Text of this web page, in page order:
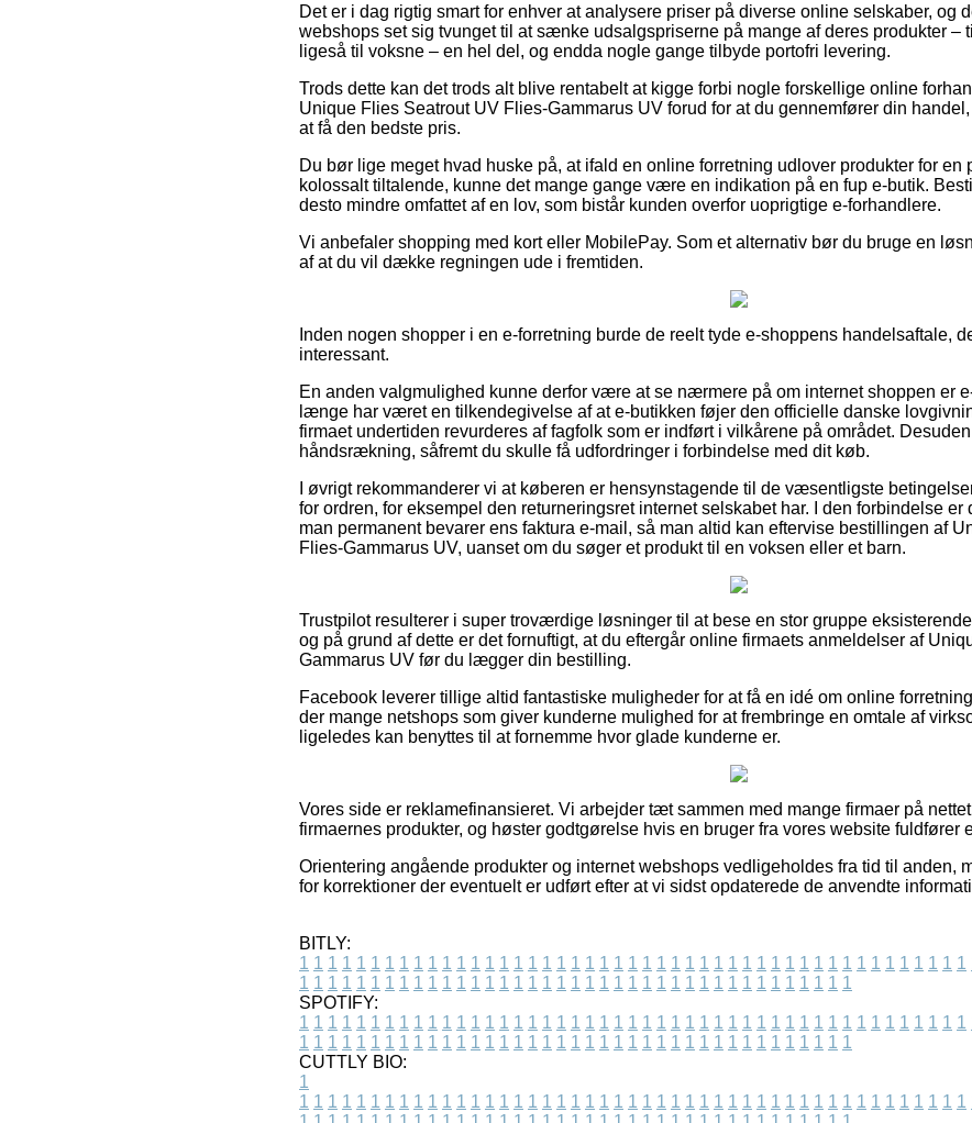
Det er i dag rigtig smart for enhver at analysere priser på diverse online selskaber, og
webshops set sig tvunget til at sænke udsalgspriserne på mange af deres produkter –
ligeså til voksne – en hel del, og endda nogle gange tilbyde portofri levering.
Trods dette kan det trods alt blive rentabelt at kigge forbi nogle forskellige online
Unique Flies Seatrout UV Flies-Gammarus UV forud for at du gennemfører din
at få den bedste pris.
Du bør lige meget hvad huske på, at ifald en online forretning udlover produkter for en
kolossalt tiltalende, kunne det mange gange være en indikation på en fup e-butik.
desto mindre omfattet af en lov, som bistår kunden overfor uoprigtige e-forhandlere.
Vi anbefaler shopping med kort eller MobilePay. Som et alternativ bør du bruge en
af at du vil dække regningen ude i fremtiden.
Inden nogen shopper i en e-forretning burde de reelt tyde e-shoppens handelsaftale,
interessant.
En anden valgmulighed kunne derfor være at se nærmere på om internet shoppen er
længe har været en tilkendegivelse af at e-butikken føjer den officielle danske
firmaet undertiden revurderes af fagfolk som er indført i vilkårene på området.
håndsrækning, såfremt du skulle få udfordringer i forbindelse med dit køb.
I øvrigt rekommanderer vi at køberen er hensynstagende til de væsentligste
for ordren, for eksempel den returneringsret internet selskabet har. I den forbindelse er
man permanent bevarer ens faktura e-mail, så man altid kan eftervise bestillingen af
Flies-Gammarus UV, uanset om du søger et produkt til en voksen eller et barn.
Trustpilot resulterer i super troværdige løsninger til at bese en stor gruppe
og på grund af dette er det fornuftigt, at du eftergår online firmaets anmeldelser af
Gammarus UV før du lægger din bestilling.
Facebook leverer tillige altid fantastiske muligheder for at få en idé om online
der mange netshops som giver kunderne mulighed for at frembringe en omtale af
ligeledes kan benyttes til at fornemme hvor glade kunderne er.
Vores side er reklamefinansieret. Vi arbejder tæt sammen med mange firmaer på
firmaernes produkter, og høster godtgørelse hvis en bruger fra vores website fuldfører
Orientering angående produkter og internet webshops vedligeholdes fra tid til anden,
for korrektioner der eventuelt er udført efter at vi sidst opdaterede de anvendte
BITLY:
1 1 1 1 1 1 1 1 1 1 1 1 1 1 1 1 1 1 1 1 1 1 1 1 1 1 1 1 1 1 1 1 1 1 1 1 1 1 1 1 1 1 1 1 1 1 1
1 1 1 1 1 1 1 1 1 1 1 1 1 1 1 1 1 1 1 1 1 1 1 1 1 1 1 1 1 1 1 1 1 1 1 1 1 1 1
SPOTIFY:
1 1 1 1 1 1 1 1 1 1 1 1 1 1 1 1 1 1 1 1 1 1 1 1 1 1 1 1 1 1 1 1 1 1 1 1 1 1 1 1 1 1 1 1 1 1 1
1 1 1 1 1 1 1 1 1 1 1 1 1 1 1 1 1 1 1 1 1 1 1 1 1 1 1 1 1 1 1 1 1 1 1 1 1 1 1
CUTTLY BIO:
1
1 1 1 1 1 1 1 1 1 1 1 1 1 1 1 1 1 1 1 1 1 1 1 1 1 1 1 1 1 1 1 1 1 1 1 1 1 1 1 1 1 1 1 1 1 1 1